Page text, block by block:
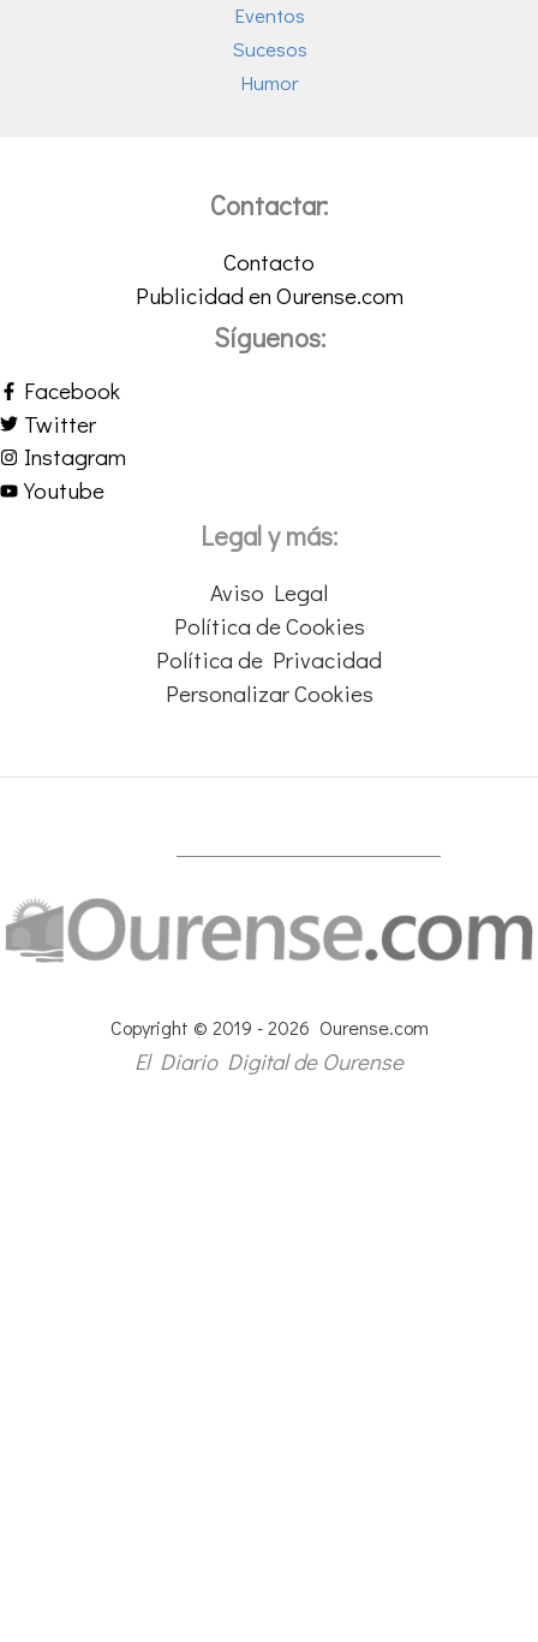
Eventos
Sucesos
Humor
Contactar:
Contacto
Publicidad en Ourense.com
Síguenos:
Facebook
Twitter
Instagram
Youtube
Legal y más:
Aviso Legal
Política de Cookies
Política de Privacidad
Personalizar Cookies
Copyright © 2019 - 2026 Ourense.com
El Diario Digital de Ourense